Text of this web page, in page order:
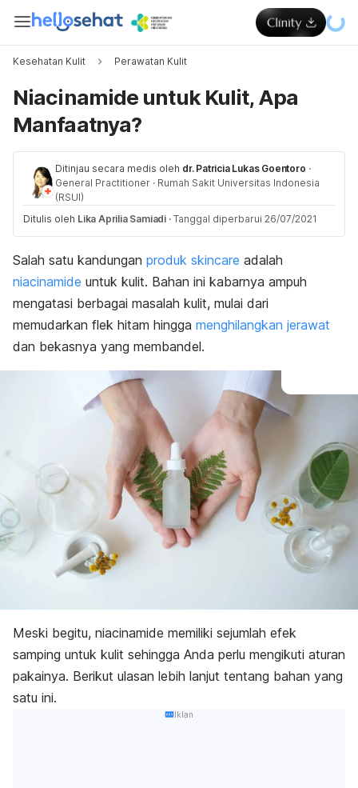
Kesehatan Kulit Perawatan Kulit
Niacinamide untuk Kulit, Apa
Manfaatnya?
Ditinjau secara medis oleh dr. Patricia Lukas Goentoro ·
General Practitioner · Rumah Sakit Universitas Indonesia
(RSUI)
Ditulis oleh Lika Aprilia Samiadi · Tanggal diperbarui 26/07/2021
Salah satu kandungan produk skincare adalah
niacinamide untuk kulit. Bahan ini kabarnya ampuh
mengatasi berbagai masalah kulit, mulai dari
memudarkan flek hitam hingga menghilangkan jerawat
dan bekasnya yang membandel.
Meski begitu, niacinamide memiliki sejumlah efek
samping untuk kulit sehingga Anda perlu mengikuti aturan
pakainya. Berikut ulasan lebih lanjut tentang bahan yang
satu ini.
Iklan